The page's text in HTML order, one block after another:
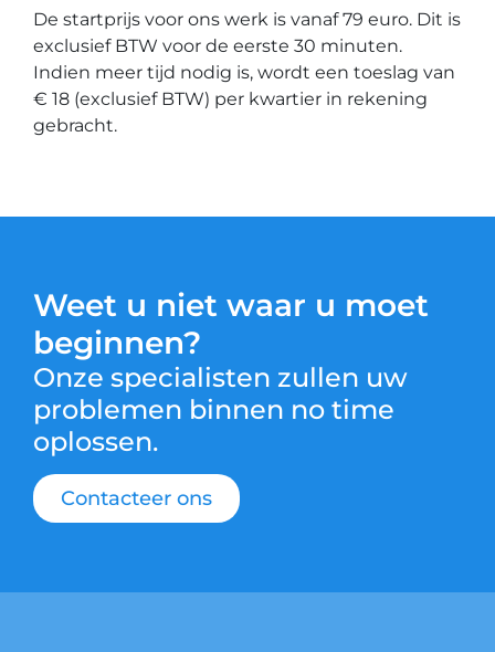
De startprijs voor ons werk is vanaf 79 euro. Dit is
exclusief BTW voor de eerste 30 minuten.
Indien meer tijd nodig is, wordt een toeslag van
€ 18 (exclusief BTW) per kwartier in rekening
gebracht.
Weet u niet waar u moet
beginnen?
Onze specialisten zullen uw
problemen binnen no time
oplossen.
Contacteer ons